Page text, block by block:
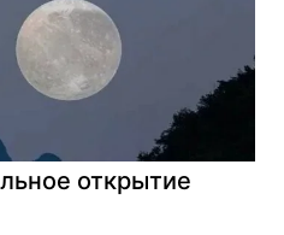
открытие